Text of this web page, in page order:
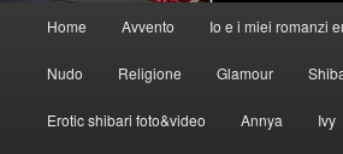
principale
Vai
al
contenuto
Vai
al
contenuto
Home Avvento Io e i miei romanzi
Nudo Religione Glamour
Erotic shibari foto&video Annya Ivy